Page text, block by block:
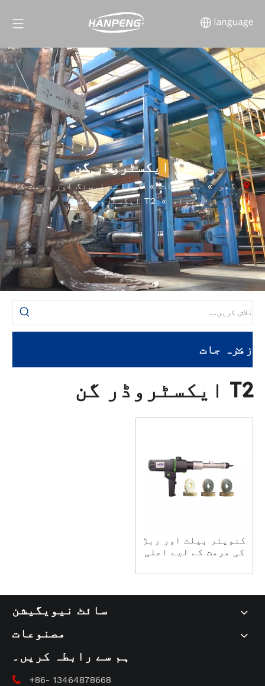
T2 ایکسٹروڈر گن
گھر » مصنوعات » کولڈ سپلیسنگ اور مرمت کا
مواد » T2 ایکسٹروڈر گن
زمرہ جات
T2 ایکسٹروڈر گن
کنویئر بیلٹ اور ربڑ
کی مرمت کے لیے اعلی
والا۔ HP-T2
سائٹ نیویگیشن
مصنوعات
ہم سے رابطہ کریں۔

+86- 13464878668